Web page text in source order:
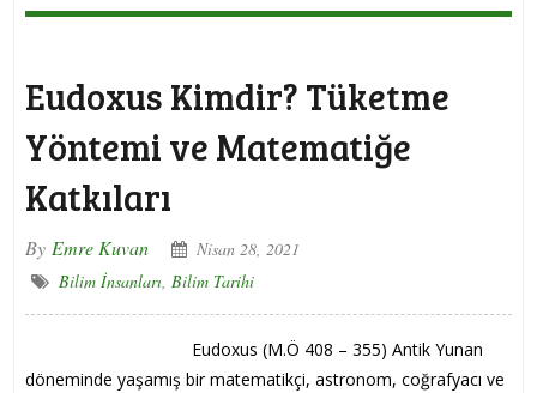
Eudoxus Kimdir? Tüketme
Yöntemi ve Matematiğe
Katkıları
By Emre Kuvan
Nisan 28, 2021
Bilim İnsanları, Bilim Tarihi
Eudoxus (M.Ö 408 – 355) Antik Yunan
döneminde yaşamış bir matematikçi, astronom, coğrafyacı ve